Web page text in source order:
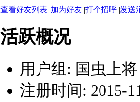
查看好友列表 |加为好友 |打个招呼 |发送
活跃概况
用户组: 国虫上将
注册时间: 2015-